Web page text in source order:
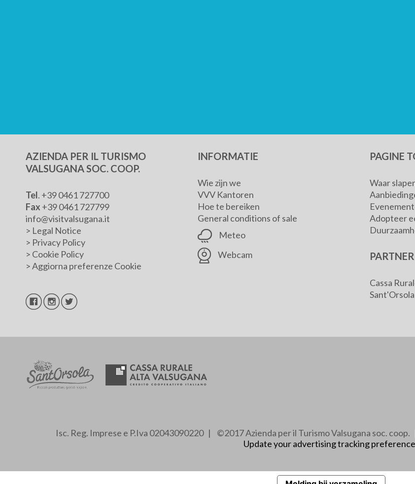
AZIENDA PER IL TURISMO
VALSUGANA SOC. COOP.
Tel. +39 0461 727700
Fax +39 0461 727799
info@visitvalsugana.it
> Legal Notice
> Privacy Policy
> Cookie Policy
>Aggiorna preferenze Cookie
INFORMATIE
Wie zijn we
VVV Kantoren
Hoe te bereiken
General conditions of sale
Meteo
Webcam
PAGINE
Waar
Adopteer
PARTNER
Cassa
Sant'Orsola
Isc. Reg. Imprese e P.Iva 02043090220 | ©2017 Azienda per il Turismo Valsugana soc.
Update your advertising tracking